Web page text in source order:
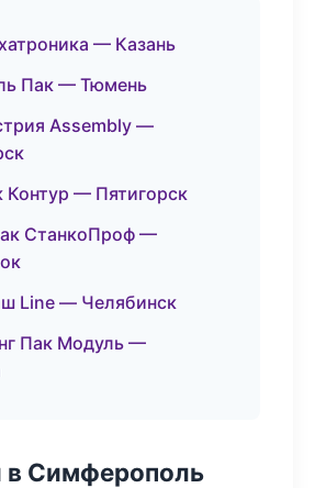
— Казань
Пак — Тюмень
Assembly —
— Пятигорск
СтанкоПроф —
Line — Челябинск
Пак Модуль —
в Симферополь